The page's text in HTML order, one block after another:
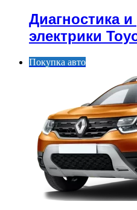
Диагностика
электрики
Покупка авто